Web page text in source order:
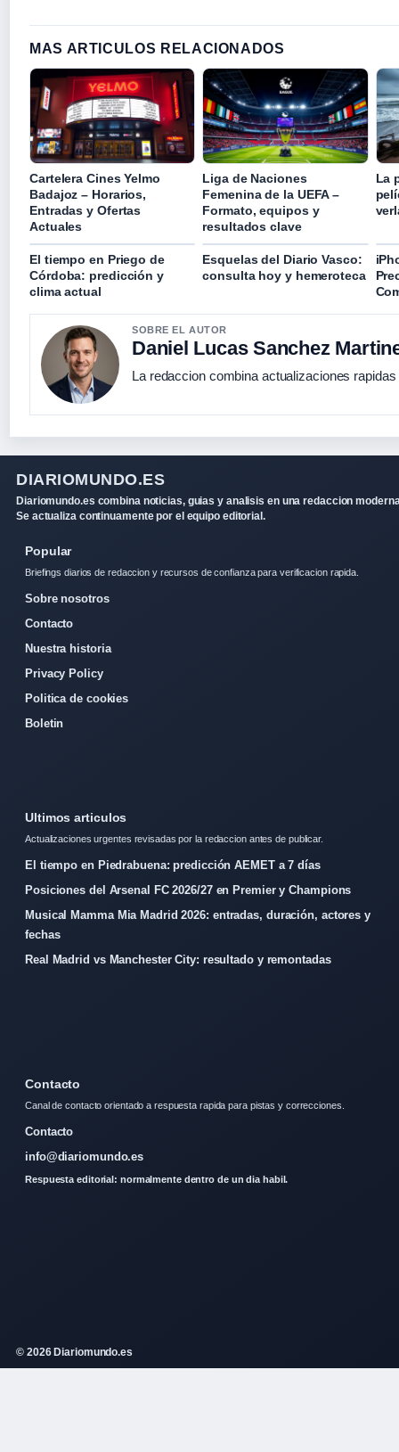
MAS ARTICULOS RELACIONADOS
Cartelera Cines Yelmo
Badajoz – Horarios,
Entradas y Ofertas
Actuales
Liga de Naciones
Femenina de la UEFA –
Formato, equipos y
resultados clave
La
El tiempo en Priego de
Córdoba: predicción y
clima actual
Esquelas del Diario Vasco:
consulta hoy y hemeroteca
SOBRE EL AUTOR
Daniel Lucas Sanchez
La redaccion combina actualizaciones
DIARIOMUNDO.ES
Diariomundo.es combina noticias, guias y analisis en una redaccion
Se actualiza continuamente por el equipo editorial.
Popular
Briefings diarios de redaccion y recursos de confianza para verificacion rapida.
Sobre nosotros
Contacto
Nuestra historia
Privacy Policy
Politica de cookies
Boletin
Ultimos articulos
Actualizaciones urgentes revisadas por la redaccion antes de publicar.
El tiempo en Piedrabuena: predicción AEMET a 7 días
Posiciones del Arsenal FC 2026/27 en Premier y Champions
Musical Mamma Mia Madrid 2026: entradas, duración, actores y
fechas
Real Madrid vs Manchester City: resultado y remontadas
Contacto
Canal de contacto orientado a respuesta rapida para pistas y correcciones.
Contacto
info@diariomundo.es
Respuesta editorial: normalmente dentro de un dia habil.
© 2026 Diariomundo.es